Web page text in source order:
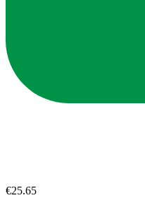
€25.65